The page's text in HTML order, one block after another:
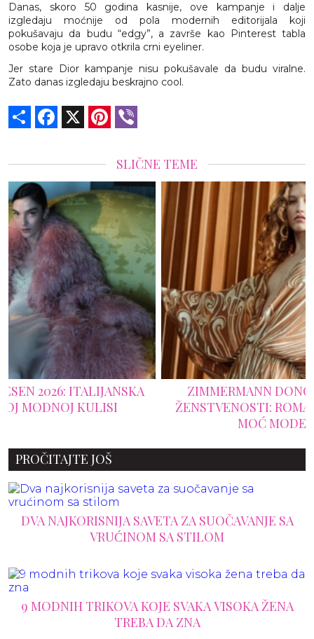
Danas, skoro 50 godina kasnije, ove kampanje i dalje
izgledaju moćnije od pola modernih editorijala koji
pokušavaju da budu “edgy”, a završe kao Pinterest tabla
osobe koja je upravo otkrila crni eyeliner.
Jer stare Dior kampanje nisu pokušavale da budu viralne.
Zato danas izgledaju beskrajno cool.
Share Facebook Pinterest
SLIČNE TEME
ZIMMERMANN DONOSI NOVU DEFINICIJU
ŽENSTVENOSTI: ROMANTIKA ČIPKE SUSREĆE
PROČITAJTE JOŠ
DVA NAJKORISNIJA SAVETA ZA SUOČAVANJE SA
VRUĆINOM SA STILOM
9 MODNIH TRIKOVA KOJE SVAKA VISOKA ŽENA
TREBA DA ZNA